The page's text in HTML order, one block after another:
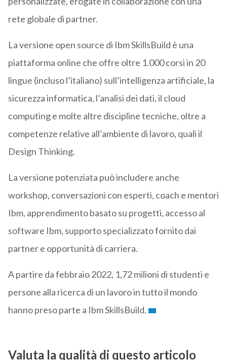
rete globale di partner.
La versione open source di Ibm SkillsBuild è una
piattaforma online che offre oltre 1.000 corsi in 20
lingue (incluso l’italiano) sull’intelligenza artificiale, la
sicurezza informatica, l’analisi dei dati, il cloud
computing e molte altre discipline tecniche, oltre a
competenze relative all’ambiente di lavoro, quali il
Design Thinking.
La versione potenziata può includere anche
workshop, conversazioni con esperti, coach e mentori
Ibm, apprendimento basato su progetti, accesso al
software Ibm, supporto specializzato fornito dai
partner e opportunità di carriera.
A partire da febbraio 2022, 1,72 milioni di studenti e
persone alla ricerca di un lavoro in tutto il mondo
hanno preso parte a Ibm SkillsBuild.
Valuta la qualità di questo articolo